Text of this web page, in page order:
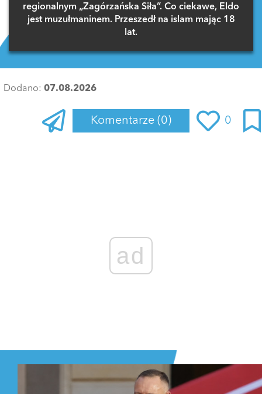
regionalnym „Zagórzańska Siła”. Co ciekawe, Eldo
jest muzułmaninem. Przeszedł na islam mając 18
lat.
Dodano: 07.08.2026
Komentarze (0) 0
ad